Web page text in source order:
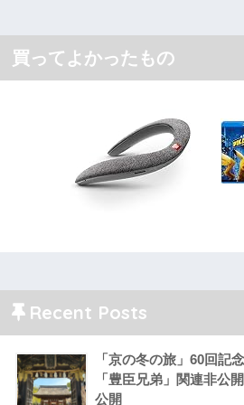
買ってよかったもの
Recent Posts
「京の冬の旅」60回記
「豊臣兄弟」関連非公
公開